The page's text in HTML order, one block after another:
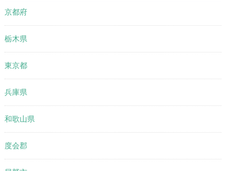
京都府
栃木県
東京都
兵庫県
和歌山県
度会郡